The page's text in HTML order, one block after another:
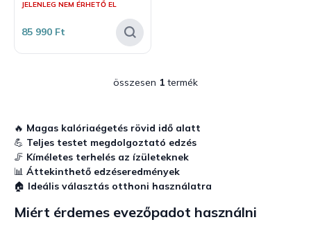
JELENLEG NEM ÉRHETŐ EL
85 990 Ft
L
t
a
i
r
á
n
y
í
összesen 1 termék
🔥 Magas kalóriaégetés rövid idő alatt
💪 Teljes testet megdolgoztató edzés
🦵 Kíméletes terhelés az ízületeknek
📊 Áttekinthető edzéseredmények
🏠 Ideális választás otthoni használatra
Miért érdemes evezőpadot használni